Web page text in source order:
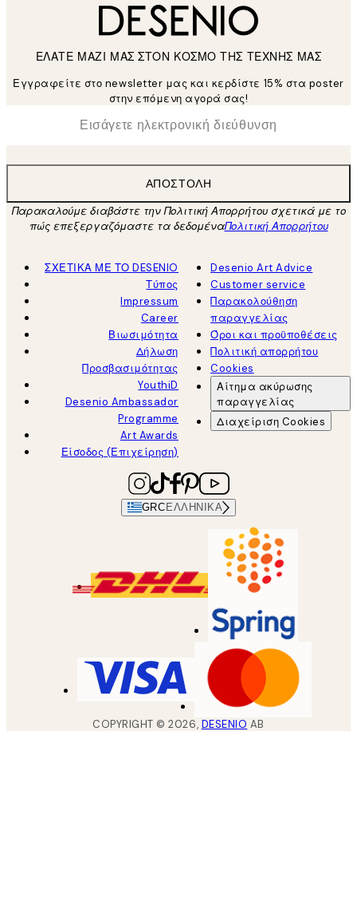
ΕΛΑΤΕ ΜΑΖΙ ΜΑΣ ΣΤΟΝ ΚΟΣΜΟ ΤΗΣ ΤΕΧΝΗΣ ΜΑΣ
Εγγραφείτε στο newsletter μας και κερδίστε 15% στα poster
στην επόμενη αγορά σας!
Ηλεκτρονική Διεύθυνση
ΑΠΟΣΤΟΛΉ
Παρακαλούμε διαβάστε την Πολιτική Απορρήτου σχετικά με το
πώς επεξεργαζόμαστε τα δεδομέναΠολιτική Απορρήτου
ΣΧΕΤΙΚΑ ΜΕ ΤΟ DESENIO
Τύπος
Impressum
Career
Βιωσιμότητα
Δήλωση
Προσβασιμότητας
YouthiD
Desenio Ambassador
Programme
Art Awards
Είσοδος (Επιχείρηση)
Desenio Art Advice
Customer service
Παρακολούθηση
παραγγελίας
Όροι και προϋποθέσεις
Πολιτική απορρήτου
Cookies
Αίτημα ακύρωσης
παραγγελίας
Διαχείριση Cookies
GRC ΕΛΛΗΝΙΚΆ
COPYRIGHT ©2026, DESENIO AB